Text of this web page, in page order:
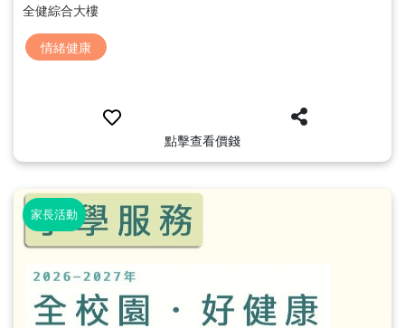
全健綜合大樓
情緒健康
點擊查看價錢
家長活動